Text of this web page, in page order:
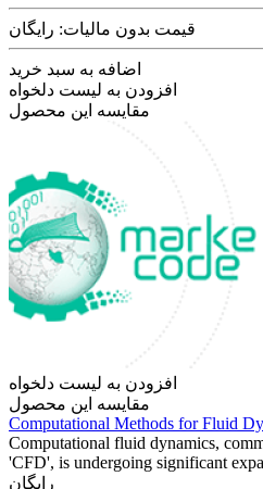
قیمت بدون مالیات: رایگان
اضافه به سبد خرید
افزودن به لیست دلخواه
مقایسه این محصول
افزودن به لیست دلخواه
مقایسه این محصول
Computational Methods for Fluid
Computational fluid dynamics,
'CFD', is undergoing significant
رایگان